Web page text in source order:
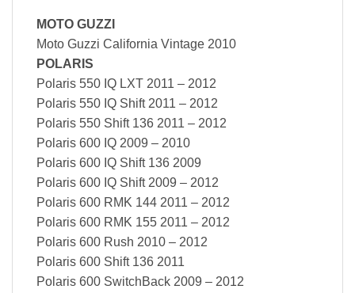
MOTO GUZZI
Moto Guzzi California Vintage 2010
POLARIS
Polaris 550 IQ LXT 2011 – 2012
Polaris 550 IQ Shift 2011 – 2012
Polaris 550 Shift 136 2011 – 2012
Polaris 600 IQ 2009 – 2010
Polaris 600 IQ Shift 136 2009
Polaris 600 IQ Shift 2009 – 2012
Polaris 600 RMK 144 2011 – 2012
Polaris 600 RMK 155 2011 – 2012
Polaris 600 Rush 2010 – 2012
Polaris 600 Shift 136 2011
Polaris 600 SwitchBack 2009 – 2012